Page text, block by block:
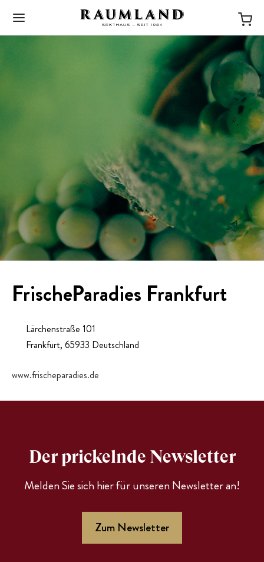
FrischeParadies Frankfurt
Lärchenstraße 101
Frankfurt, 65933 Deutschland
www.frischeparadies.de
Der prickelnde Newsletter
Melden Sie sich hier für unseren Newsletter an!
Zum Newsletter
NEWS
STORIES